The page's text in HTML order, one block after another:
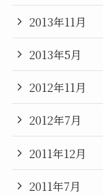
2013年11月
2013年5月
2012年11月
2012年7月
2011年12月
2011年7月